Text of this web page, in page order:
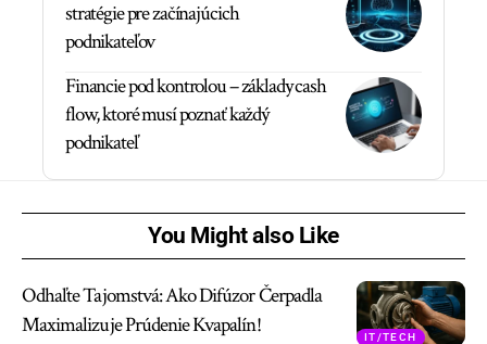
stratégie pre začínajúcich
podnikateľov
Financie pod kontrolou – základy cash
flow, ktoré musí poznať každý
podnikateľ
You Might also Like
IT/TECH
Odhaľte Tajomstvá: Ako Difúzor Čerpadla
Maximalizuje Prúdenie Kvapalín!